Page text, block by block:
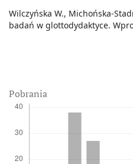
Pobrania
Wilczyńska W., Michońska-
badań w glottodydaktyce.